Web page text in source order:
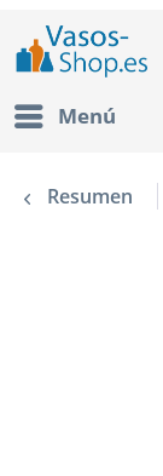
Menú
Resumen